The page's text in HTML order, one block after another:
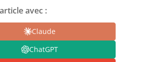
avec :
Claude
ChatGPT